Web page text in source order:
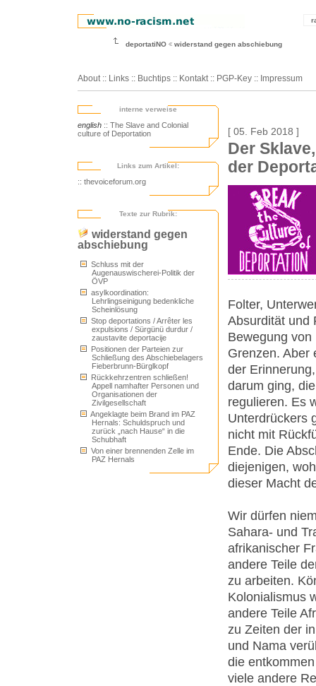
deportatiNO widerstand gegen abschiebung
About :: Links :: Buchtips :: Kontakt :: PGP-Key :: Impressum
interne verweise
english :: The Slave and Colonial
culture of Deportation
Links zum Artikel:
:: thevoiceforum.org
Texte zur Rubrik:
widerstand gegen
abschiebung
Schluss mit der
Augenauswischerei-Politik der
ÖVP
asylkoordination:
Lehrlingseinigung bedenkliche
Scheinlösung
Stop deportations / Arrêter les
expulsions / Sürgünü durdur /
zaustavite deportacije
Positionen der Parteien zur
Schließung des Abschiebelagers
Fieberbrunn-Bürglkopf
Rückkehrzentren schließen!
Appell namhafter Personen und
Organisationen der
Zivilgesellschaft
Angeklagte beim Brand im PAZ
Hernals: Schuldspruch und
zurück „nach Hause“ in die
Schubhaft
Von einer brennenden Zelle im
PAZ Hernals
[ 05. Feb 2018 ]
Der
der
Folter,
Absurdität und
Bewegung
Grenzen. Aber
der
darum ging,
regulieren. Es
Unterdrückers
nicht mit
Ende. Die
diejenigen,
dieser Macht
Wir dürfen
Sahara- und
afrikanischer
andere Teile
zu arbeiten.
Kolonialismus
andere Teile
zu Zeiten der
und Nama
die
viele andere